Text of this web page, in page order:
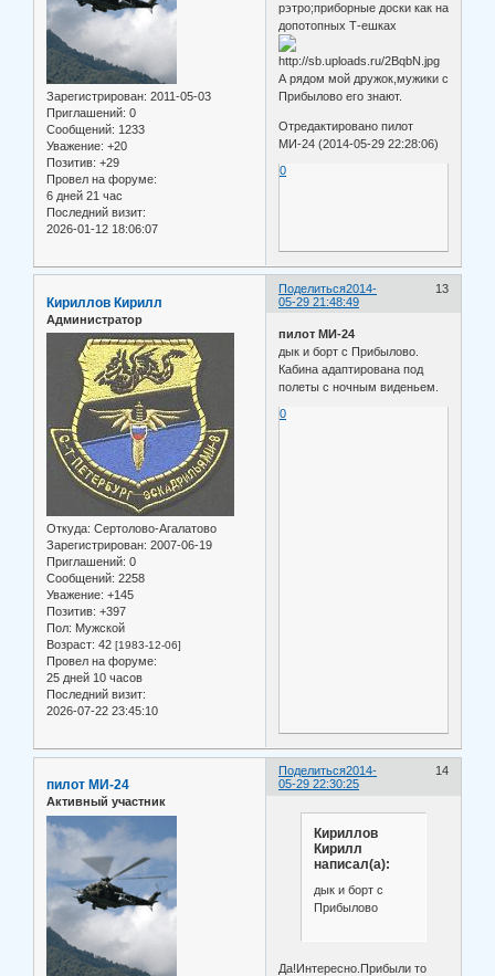
Зарегистрирован: 2011-05-03
Приглашений: 0
Сообщений: 1233
Уважение: +20
Позитив: +29
Провел на форуме:
6 дней 21 час
Последний визит:
2026-01-12 18:06:07
рэтро;приборные доски как на
допотопных Т-ешках
А рядом мой дружок,мужики с
Прибылово его знают.
Отредактировано пилот
МИ-24 (2014-05-29 22:28:06)
0
Поделиться 13
2014-
05-29 21:48:49
Кириллов Кирилл
Администратор
Откуда: Сертолово-Агалатово
Зарегистрирован: 2007-06-19
Приглашений: 0
Сообщений: 2258
Уважение: +145
Позитив: +397
Пол: Мужской
Возраст: 42 [1983-12-06]
Провел на форуме:
25 дней 10 часов
Последний визит:
2026-07-22 23:45:10
пилот МИ-24
дык и борт с Прибылово.
Кабина адаптирована под
полеты с ночным виденьем.
0
Поделиться 14
2014-
05-29 22:30:25
пилот МИ-24
Активный участник
Кириллов
Кирилл
написал(а):
дык и борт с
Прибылово
Да!Интересно.Прибыли то